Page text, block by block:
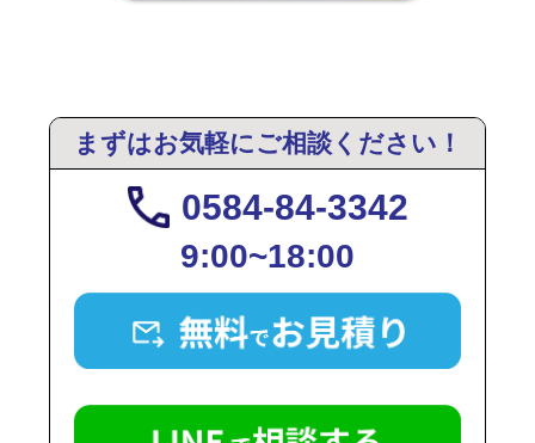
まずはお気軽にご相談ください！
0584-84-3342
9:00~18:00